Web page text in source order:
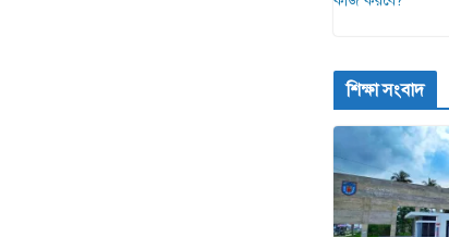
শিক্ষা সংবাদ